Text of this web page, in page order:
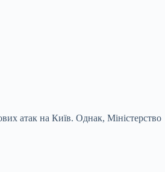
атак на Київ. Однак, Міністерство